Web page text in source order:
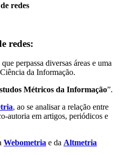
redes
redes:
perpassa diversas áreas e uma
da Informação.
Métricos da Informação”.
, ao se analisar a relação entre
autoria em artigos, periódicos e
Webometria e da Altmetria